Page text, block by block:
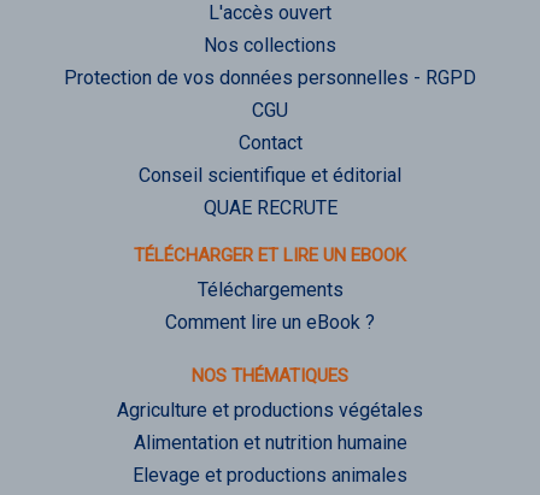
L'accès ouvert
Nos collections
Protection de vos données personnelles - RGPD
CGU
Contact
Conseil scientifique et éditorial
QUAE RECRUTE
TÉLÉCHARGER ET LIRE UN EBOOK
Téléchargements
Comment lire un eBook ?
NOS THÉMATIQUES
Agriculture et productions végétales
Alimentation et nutrition humaine
Elevage et productions animales